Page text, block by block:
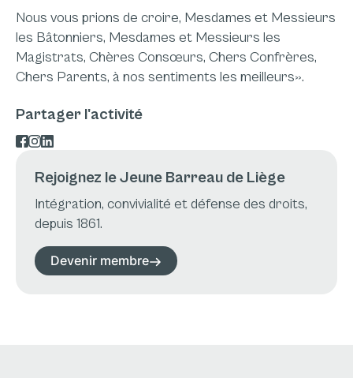
Nous vous prions de croire, Mesdames et Messieurs
les Bâtonniers, Mesdames et Messieurs les
Magistrats, Chères Consœurs, Chers Confrères,
Chers Parents, à nos sentiments les meilleurs».
Partager l'activité
Rejoignez le Jeune Barreau de Liège
Intégration, convivialité et défense des droits,
depuis 1861.
Devenir membre